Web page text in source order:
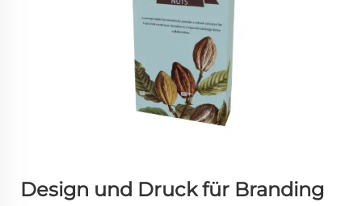
Design und Druck für Branding